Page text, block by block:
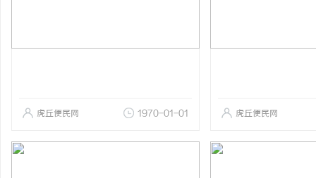
虎丘便民网 1970-01-01 虎丘便民网